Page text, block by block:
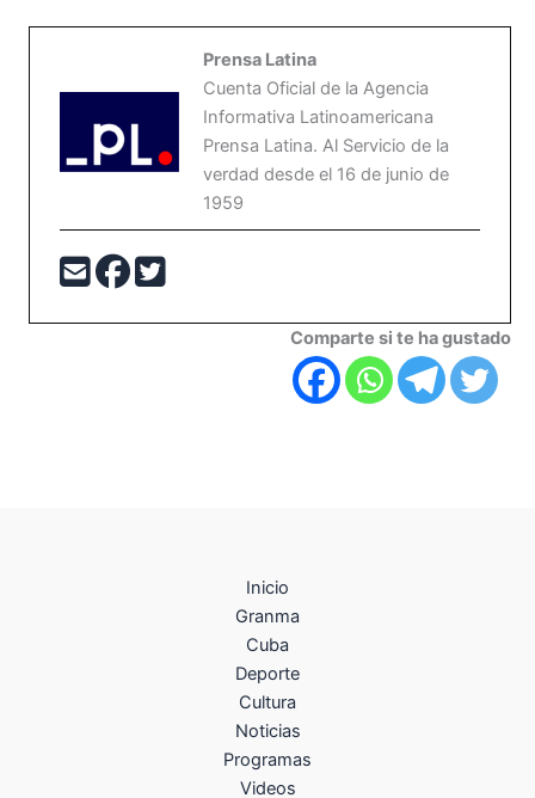
Prensa Latina
Cuenta Oficial de la Agencia
Informativa Latinoamericana
Prensa Latina. Al Servicio de la
verdad desde el 16 de junio de
1959
Comparte si te ha gustado
Inicio
Granma
Cuba
Deporte
Cultura
Noticias
Programas
Videos